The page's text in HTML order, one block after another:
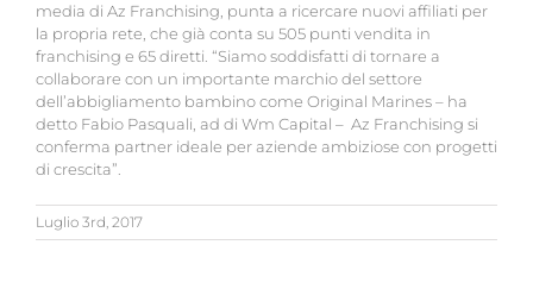
media di Az Franchising, punta a ricercare nuovi affiliati per
la propria rete, che già conta su 505 punti vendita in
franchising e 65 diretti. “Siamo soddisfatti di tornare a
collaborare con un importante marchio del settore
dell’abbigliamento bambino come Original Marines – ha
detto Fabio Pasquali, ad di Wm Capital – Az Franchising si
conferma partner ideale per aziende ambiziose con progetti
di crescita”.
Luglio 3rd, 2017